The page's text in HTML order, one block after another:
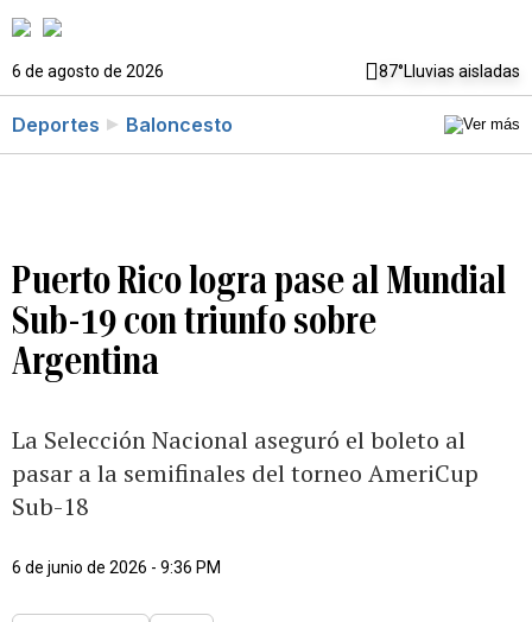
6 de agosto de 2026 87°Lluvias aisladas
Deportes Baloncesto
Puerto Rico logra pase al Mundial
Sub-19 con triunfo sobre
Argentina
La Selección Nacional aseguró el boleto al
pasar a la semifinales del torneo AmeriCup
Sub-18
6 de junio de 2026 - 9:36 PM